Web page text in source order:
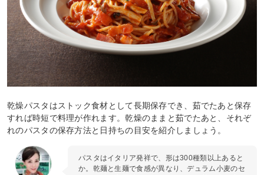
乾燥パスタはストック食材として長期保存でき、茹でたあと保存
すれば時短で料理が作れます。乾燥のままと茹でたあと、それぞ
れのパスタの保存方法と日持ちの目安を紹介しましょう。
パスタはイタリア発祥で、形は300種類以上あると
か。乾麺と生麺で食感が異なり、デュラム小麦のセ